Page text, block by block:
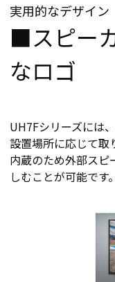
実用的なデザイン
■スピー
なロゴ
UH7Fシリーズには
設置場所に応じて取
内蔵のため外部スピ
しむことが可能です。